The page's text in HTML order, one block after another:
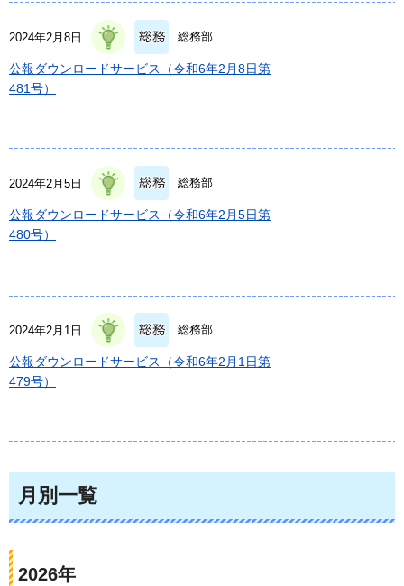
2024年2月8日 総務部
公報ダウンロードサービス（令和6年2月8日第
481号）
2024年2月5日 総務部
公報ダウンロードサービス（令和6年2月5日第
480号）
2024年2月1日 総務部
公報ダウンロードサービス（令和6年2月1日第
479号）
月別一覧
2026年